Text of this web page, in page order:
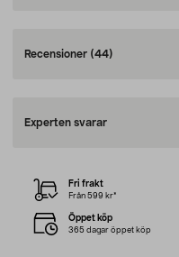
Recensioner (44)
Experten svarar
Fri frakt
Från 599 kr*
Öppet köp
365 dagar öppet köp